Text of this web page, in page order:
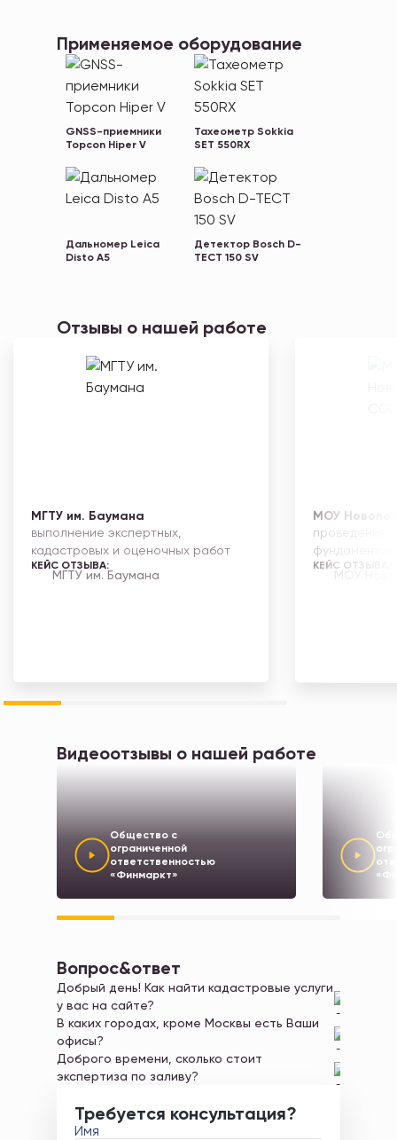
Применяемое оборудование
GNSS-приемники
Topcon Hiper V
Тахеометр Sokkia
SET 550RX
Дальномер Leica
Disto A5
Детектор Bosch D-
TECT 150 SV
Отзывы о нашей работе
МГТУ им. Баумана
выполнение экспертных,
кадастровых и оценочных работ
КЕЙС ОТЗЫВА:
МГТУ им. Баумана
МОУ
проведение
КЕЙС ОТЗЫВА:
МОУ
Видеоотзывы о нашей работе
Общество с
ограниченной
ответственностью
«Финмаркт»
Вопрос&ответ
Добрый день! Как найти кадастровые услуги
у вас на сайте?
Добрый день!
https://eunpro.ru/kadastrovye-uslugi
В каких городах, кроме Москвы есть Ваши
офисы?
Список офисов расположен в разделе
"Контакты"
Доброго времени, сколько стоит
экспертиза по заливу?
Требуется консультация?
Имя